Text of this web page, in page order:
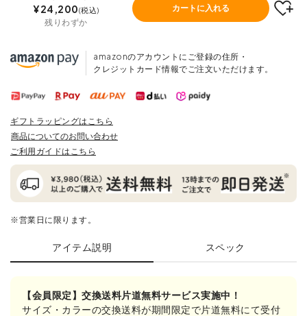
¥24,200 税込
残りわずか
カートに入れる
amazonのアカウントにご登録の住所・
クレジットカード情報でご注文いただけます。
ギフトラッピングはこちら
商品についてのお問い合わせ
ご利用ガイドはこちら
※営業日に限ります。
アイテム説明 スペック
【会員限定】交換送料片道無料サービス実施中！
サイズ・カラーの交換送料が期間限定で片道無料にて受付